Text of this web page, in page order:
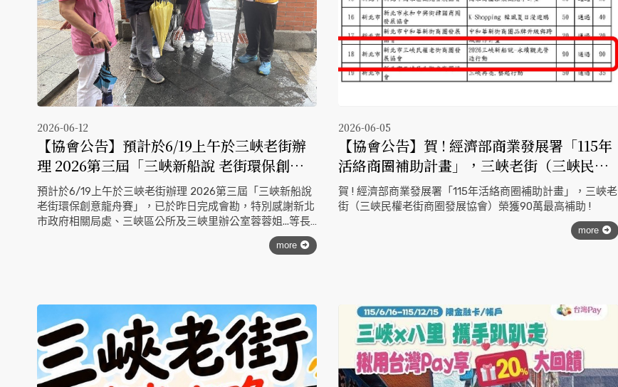
2026-06-12
【協會公告】預計於6/19上午於三峽老街辦
理 2026第三屆「三峽新船說 老街環保創意
龍舟賽」，已於昨日完成會勘，特別感謝新
北市政府相關局處、三峽區公所及三峽里辦
公室蓉蓉姐...等長官出席指導 !
預計於6/19上午於三峽老街辦理 2026第三屆「三峽新船說
老街環保創意龍舟賽」，已於昨日完成會勘，特別感謝新北
市政府相關局處、三峽區公所及三峽里辦公室蓉蓉姐...等長
more
2026-06-05
【協會公告】賀 ! 經濟部商業發展署「115年
活絡商圈補助計畫」，三峽老街（三峽民權
老街商圈發展協會）榮獲90萬最高補助 !
賀 ! 經濟部商業發展署「115年活絡商圈補助計畫」，三峽老
街（三峽民權老街商圈發展協會）榮獲90萬最高補助 !
more